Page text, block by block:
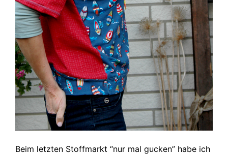
Beim letzten Stoffmarkt “nur mal gucken” habe ich